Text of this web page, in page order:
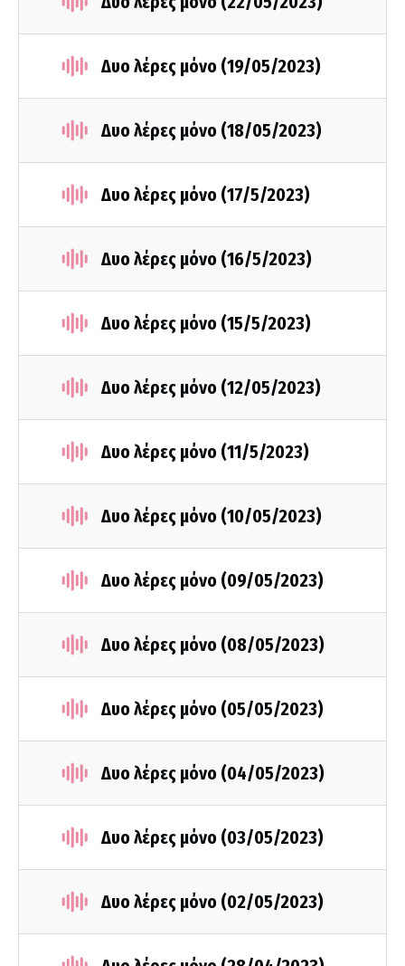
Δυο λέρες μόνο (19/05/2023)
Δυο λέρες μόνο (18/05/2023)
Δυο λέρες μόνο (17/5/2023)
Δυο λέρες μόνο (16/5/2023)
Δυο λέρες μόνο (15/5/2023)
Δυο λέρες μόνο (12/05/2023)
Δυο λέρες μόνο (11/5/2023)
Δυο λέρες μόνο (10/05/2023)
Δυο λέρες μόνο (09/05/2023)
Δυο λέρες μόνο (08/05/2023)
Δυο λέρες μόνο (05/05/2023)
Δυο λέρες μόνο (04/05/2023)
Δυο λέρες μόνο (03/05/2023)
Δυο λέρες μόνο (02/05/2023)